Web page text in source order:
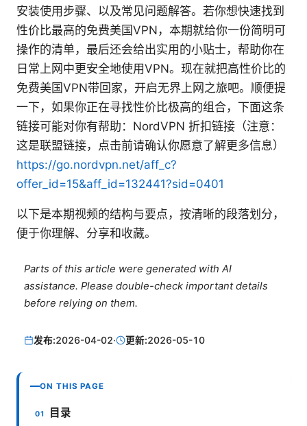
安装使用步骤、以及常见问题解答。若你想快速找到
性价比最高的免费美国VPN，本期就给你一份简明可
操作的清单，最后还会给出实用的小贴士，帮助你在
日常上网中更安全地使用VPN。现在就把高性价比的
免费美国VPN带回家，开启无界上网之旅吧。顺便提
一下，如果你正在寻找性价比极高的组合，下面这条
链接可能对你有帮助：NordVPN 折扣链接（注意：
这是联盟链接，点击前请确认你愿意了解更多信息）
https://go.nordvpn.net/aff_c?
offer_id=15&aff_id=132441?sid=0401
以下是本期视频的结构与要点，按清晰的段落划分，
便于你理解、分享和收藏。
Parts of this article were generated with AI
assistance. Please double-check important details
before relying on them.
发布:2026-04-02· 更新:2026-05-10
ON THIS PAGE
目录